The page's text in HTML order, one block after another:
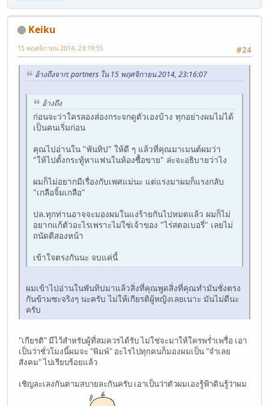
Keiku
#24
15 พฤศจิกายน 2014, 23:19:55
อ้างถึงจาก: partners ใน 15 พฤศจิกายน 2014, 23:16:07
อ้างถึง
ก่อนจะว่าใครลองส่องกระจกดูตัวเองบ้าง ทุกอย่างผมไม่ได้
เป็นคนเริ่มก่อน
คุณไปอ่านใน "พันทิป" ให้ดี ๆ แล้วที่คุณมาเมนต์ผมว่า
"ให้ไปตั้งกระทู้หาแฟนในห้องซื้อขาย" ล่ะจะอธิบายว่าไง
ผมก็ไม่อยากมีเรื่องกับเพศแม่นะ แต่แรงมาผมก็แรงกลับ
"เกลือจิ้มเกลือ"
ปล.ทุกท่านอาจจะมองผมในแง่ร้ายกันไปหมดแล้ว ผมก็ไม่
อยากแก้ตัวอะไรเพราะไม่ใช่เจ้าของ "ไร่สตอเบอรี่" เลยไม่
ถนัดตีสองหน้า
เข้าใจตรงกันนะ จบแค่นี้
ผมเข้าไปอ่านในพันทิปมาแล้วสิ่งที่คุณพูดสิ่งที่คุณทำมันชั่งตรง
กันข้ามซะจริงๆ นะครับ ไม่ให้เกียรติผู้หญิงเลยเนาะ มันไม่ดีนะ
ครับ
"เกียรติ" มีไว้สำหรับผู้ที่สมควรได้รับ ไม่ใช่จะมาให้ใครพร่ำเพรื่อ เอา
เป็นว่าชั่วโมงนี้ผมจะ "พิมพ์" อะไรไปทุกคนก็มองผมเป็น "จำเลย
สังคม" ไปเรียบร้อยแล้ว
เชิญละเลงกันตามสบายละกันครับ เอาเป็นว่าตัวผมเองรู้ฟ้าดินรู้ว่าผม